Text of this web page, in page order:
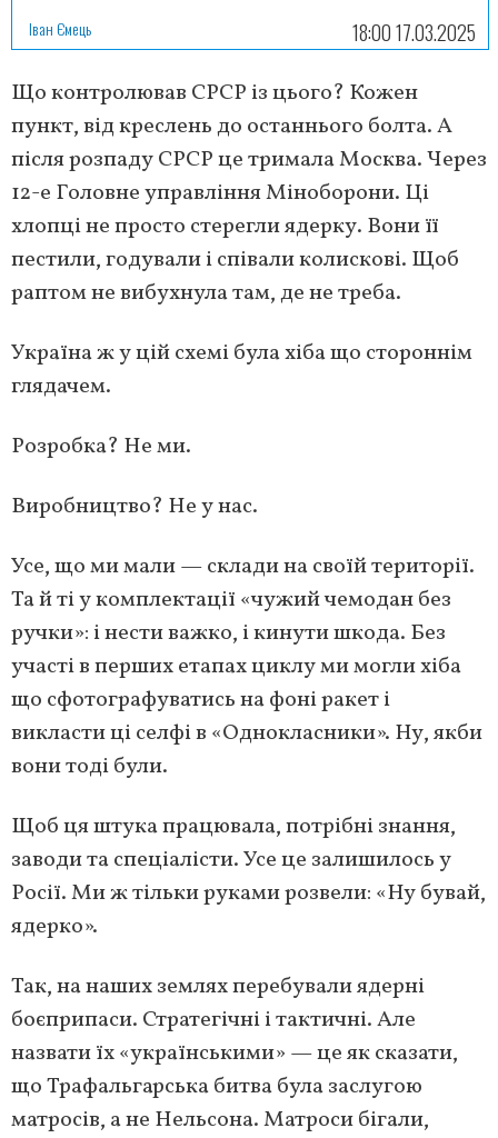
Іван Ємець 18:00 17.03.2025
Що контролював СРСР із цього? Кожен
пункт, від креслень до останнього болта. А
після розпаду СРСР це тримала Москва. Через
12-е Головне управління Міноборони. Ці
хлопці не просто стерегли ядерку. Вони її
пестили, годували і співали колискові. Щоб
раптом не вибухнула там, де не треба.
Україна ж у цій схемі була хіба що стороннім
глядачем.
Розробка? Не ми.
Виробництво? Не у нас.
Усе, що ми мали — склади на своїй території.
Та й ті у комплектації «чужий чемодан без
ручки»: і нести важко, і кинути шкода. Без
участі в перших етапах циклу ми могли хіба
що сфотографуватись на фоні ракет і
викласти ці селфі в «Однокласники». Ну, якби
вони тоді були.
Щоб ця штука працювала, потрібні знання,
заводи та спеціалісти. Усе це залишилось у
Росії. Ми ж тільки руками розвели: «Ну бувай,
ядерко».
Так, на наших землях перебували ядерні
боєприпаси. Стратегічні і тактичні. Але
назвати їх «українськими» — це як сказати,
що Трафальгарська битва була заслугою
матросів, а не Нельсона. Матроси бігали,